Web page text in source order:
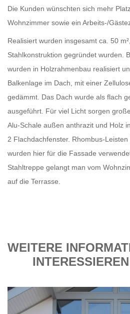
Die Kunden wünschten sich mehr
Wohnzimmer sowie ein Arbeits-/
Realisiert wurden insgesamt ca. 50
Stahlkonstruktion gegründet wurden.
wurden in Holzrahmenbau realisiert
Balkenlage im Dach, mit einer
gedämmt. Das Dach wurde als flach
ausgeführt. Für viel Licht sorgen
Alu-Schale außen anthrazit und Holz
2 Flachdachfenster. Rhombus-
wurden hier für die Fassade
Stahltreppe gelangt man vom
auf die Terrasse.
WEITERE